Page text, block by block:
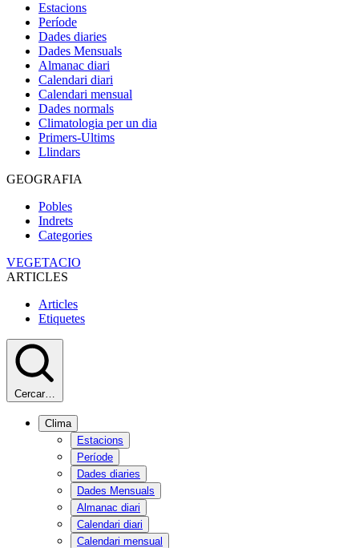
Estacions
Període
Dades diaries
Dades Mensuals
Almanac diari
Calendari diari
Calendari mensual
Dades normals
Climatologia per un dia
Primers-Ultims
Llindars
GEOGRAFIA
Pobles
Indrets
Categories
VEGETACIO
ARTICLES
Articles
Etiquetes
Cercar…
Clima
Estacions
Període
Dades diaries
Dades Mensuals
Almanac diari
Calendari diari
Calendari mensual